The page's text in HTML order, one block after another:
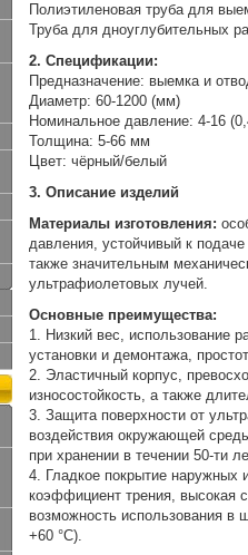
Полиэтиленовая труба для
Труба для дноуглубительных
2. Спецификации:
Предназначение: выемка и
Диаметр: 60-1200 (мм)
Номинальное давление: 4-16
Толщина: 5-66 мм
Цвет: чёрный/белый
3. Описание изделий
Материалы изготовления:
давления, устойчивый к
также значительным
ультрафиолетовых лучей.
Основные преимущества:
1. Низкий вес, использование
установки и демонтажа,
2. Эластичный корпус,
износостойкость, а также
3. Защита поверхности от
воздействия окружающей
при хранении в течении 50-ти
4. Гладкое покрытие наружных
коэффициент трения, высокая
возможность использования в
+60 °C).